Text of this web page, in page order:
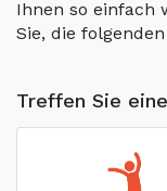
Ihnen so einfach
Sie, die
Treffen Sie